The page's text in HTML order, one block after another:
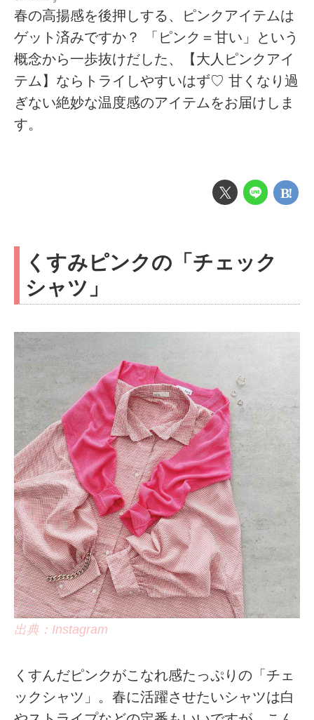
春の高揚感を後押しする、ピンクアイテムは
ゲット済みですか？ 「ピンク＝甘い」という
概念から一歩抜けだした、【大人ピンクアイ
テム】ならトライしやすいはず♡ 甘くなり過
ぎない絶妙な温度感のアイテムをお届けしま
す。
くすみピンクの「チェック
シャツ」
出典：Instagram
くすんだピンクがこなれ感たっぷりの「チェ
ックシャツ」。春に活躍させたいシャツは白